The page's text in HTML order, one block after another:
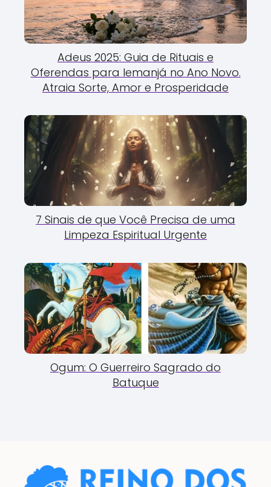
Adeus 2025: Guia de Rituais e
Oferendas para Iemanjá no Ano Novo.
Atraia Sorte, Amor e Prosperidade
7 Sinais de que Você Precisa de uma
Limpeza Espiritual Urgente
Ogum: O Guerreiro Sagrado do
Batuque